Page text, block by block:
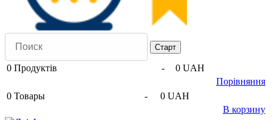
0 Продуктів -
0 UAH
Порівняння
0 Товары -
0 UAH
В корзину